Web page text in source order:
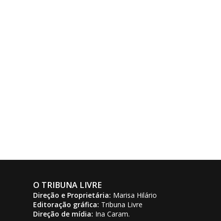
O TRIBUNA LIVRE
Direção e Proprietária: Marisa Hilário
Editoração gráfica: Tribuna Livre
Direção de mídia: Ina Caram.